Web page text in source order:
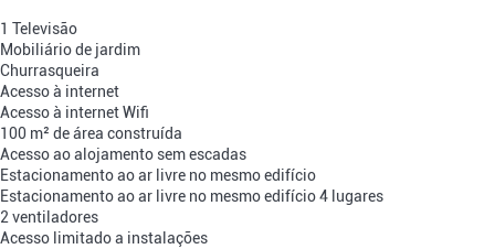
1 Televisão
Mobiliário de jardim
Churrasqueira
Acesso à internet
Acesso à internetWifi
100 m² de área construída
Acesso ao alojamento sem escadas
Estacionamento ao ar livre no mesmo edifício
Estacionamento ao ar livre no mesmo edifício4 lugares
2 ventiladores
Acesso limitado a instalações